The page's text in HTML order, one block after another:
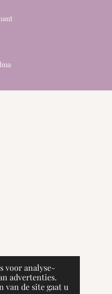
voor analyse-
advertenties.
van de site gaat u